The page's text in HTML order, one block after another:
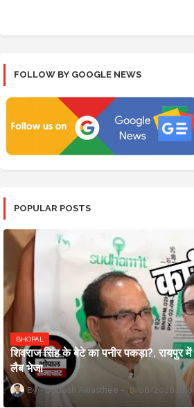
FOLLOW BY GOOGLE NEWS
POPULAR POSTS
BHOPAL
शिवराज सिंह के बेटे का पनीर पकड़ा?, रायपुर में
लैब भेजा
Updesh Awasthee 8/06/2026